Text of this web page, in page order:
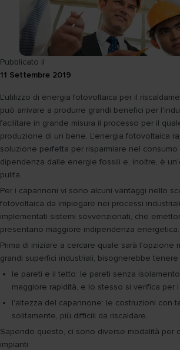
Pubblicato il
11 Settembre 2019
L'utilizzo di energia fotovoltaica per il
può arrivare a produrre grandi benefici per
facilitare in grande misura il processo per il
produzione di un bene. L'energia fotovoltaica
soluzione perfetta per risparmiare nel consumo
dipendenza dalle energie fossili e, inoltre, è
pulita.
Per i capannoni vi sono alcuni vantaggi nello
fotovoltaica da impiegare nei processi
implementati sistemi sovvenzionati, che
presentano maggiore indipendenza energetica.
Prima di iniziare a cercare quale sarà l'opzione
grandi superfici industriali, bisognerebbe
le pareti e il tetto: le pareti senza
maggiore rapidità, e lo stesso si verifica per
l'altezza del capannone: le costruzioni con
solitamente, più difficili da riscaldare.
Sapendo questo, ci sono diverse modalità per
impianti: